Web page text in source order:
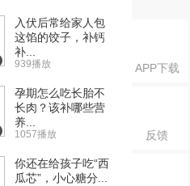
APP下载
反馈
入伏后常给家人包
这馅的饺子，补钙
补...
939播放
孕期怎么吃长胎不
长肉？该补哪些营
养...
1057播放
你还在给孩子吃“西
瓜芯”，小心糖分...